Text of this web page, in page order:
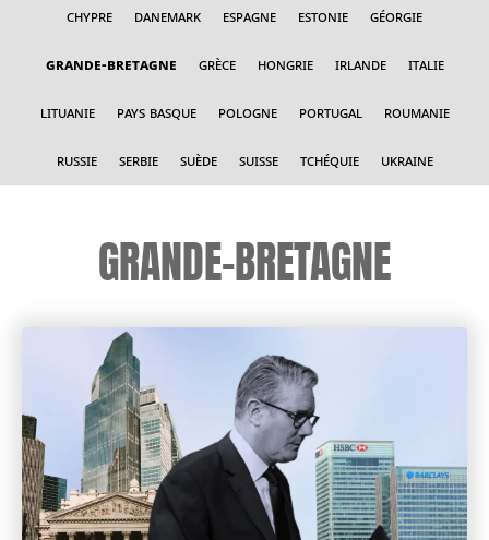
Chypre Danemark Espagne Estonie Géorgie
Grande-Bretagne Grèce Hongrie Irlande Italie
Lituanie Pays Basque Pologne Portugal Roumanie
Russie Serbie Suède Suisse Tchéquie Ukraine
GRANDE-BRETAGNE